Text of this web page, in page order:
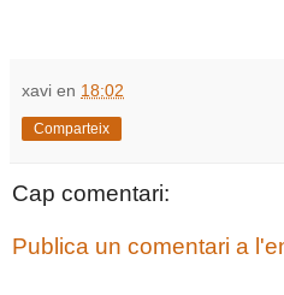
xavi en 18:02
Comparteix
Cap comentari:
Publica un comentari a